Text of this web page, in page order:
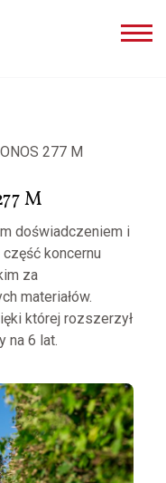
277 M
M
doświadczeniem i
koncernu
za
materiałów.
której rozszerzył
na 6 lat.